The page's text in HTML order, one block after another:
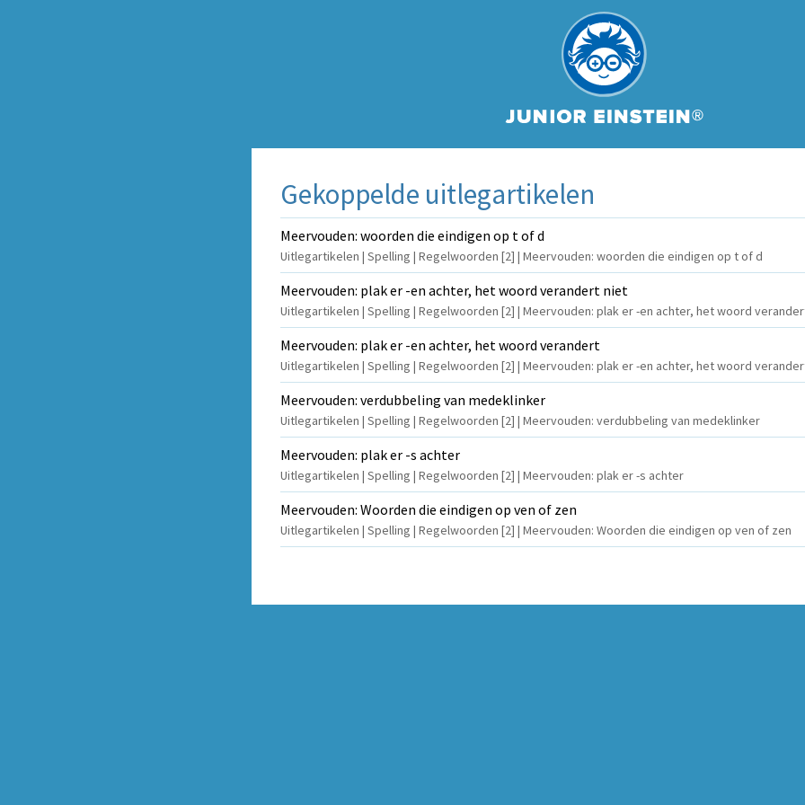
Gekoppelde uitlegartikelen
Meervouden: woorden die eindigen op t of d
Uitlegartikelen | Spelling | Regelwoorden [2] | Meervouden: woorden die eindigen op t of d
Meervouden: plak er -en achter, het woord verandert niet
Uitlegartikelen | Spelling | Regelwoorden [2] | Meervouden: plak er -en achter, het woord
Meervouden: plak er -en achter, het woord verandert
Uitlegartikelen | Spelling | Regelwoorden [2] | Meervouden: plak er -en achter, het woord
Meervouden: verdubbeling van medeklinker
Uitlegartikelen | Spelling | Regelwoorden [2] | Meervouden: verdubbeling van medeklinker
Meervouden: plak er -s achter
Uitlegartikelen | Spelling | Regelwoorden [2] | Meervouden: plak er -s achter
Meervouden: Woorden die eindigen op ven of zen
Uitlegartikelen | Spelling | Regelwoorden [2] | Meervouden: Woorden die eindigen op ven of zen